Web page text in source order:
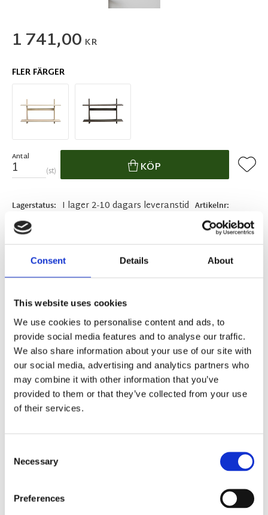
Consent Details About
This website uses cookies
We use cookies to personalise content and ads, to
provide social media features and to analyse our traffic.
We also share information about your use of our site with
our social media, advertising and analytics partners who
may combine it with other information that you’ve
provided to them or that they’ve collected from your use
of their services.
Selection
Necessary
Preferences
1 741,00 KR
FLER FÄRGER
Antal
st KÖP Lägg
Lagerstatus I lager 2-10 dagars leveranstid Artikelnr
Snabba leveranser
Enkel betalning med Klarna
BESKRIVNING
Denna stilrena vägghylla med två hyllplan är mer
än bara förvaring, den är en formstark
inredningsdetalj som sätter tonen i rummet. Med
sin enkla men genomtänkta design i brun ek och
Använd den ensam för ett minimalistiskt uttryck
en helhet. En enkel hylla som förenar funktion
med form och som verkligen tillför karaktär och